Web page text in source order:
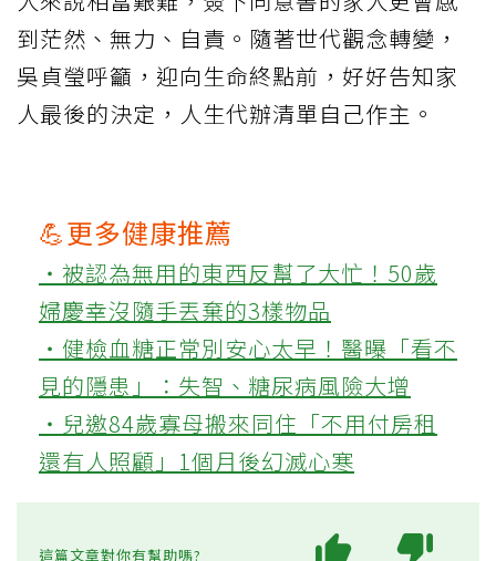
到茫然、無力、自責。隨著世代觀念轉變，
吳貞瑩呼籲，迎向生命終點前，好好告知家
人最後的決定，人生代辦清單自己作主。
💪更多健康推薦
‧被認為無用的東西反幫了大忙！50歲
婦慶幸沒隨手丟棄的3樣物品
‧健檢血糖正常別安心太早！醫曝「看不
見的隱患」：失智、糖尿病風險大增
‧兒邀84歲寡母搬來同住「不用付房租
還有人照顧」1個月後幻滅心寒
這篇文章對你有幫助嗎?